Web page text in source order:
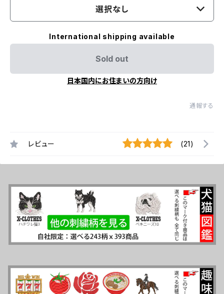
選択なし
International shipping available
Sold out
日本国内にお住まいの方向け
通報する
レビュー (21)